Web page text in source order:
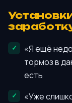
«Я ещё
тормоз в
есть
«Уже